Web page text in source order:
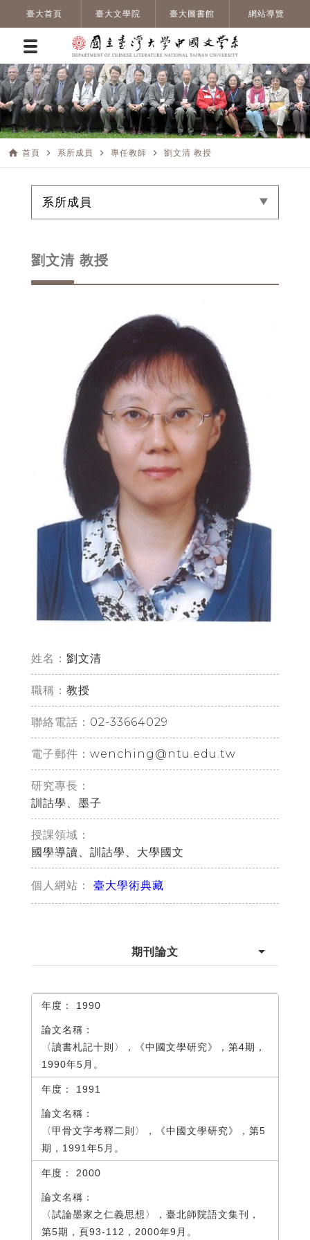
臺大首頁 臺大文學院 臺大圖書館 網站導覽
home 首頁 navigate_next 系所成員 navigate_next 專任教師 navigate_next 劉文清 教授
系所成員
劉文清 教授
姓名： 劉文清
職稱： 教授
聯絡電話： 02-33664029
電子郵件： wenching@ntu.edu.tw
研究專長：
訓詁學、墨子
授課領域：
國學導讀、訓詁學、大學國文
個人網站： 臺大學術典藏
期刊論文
1990
〈讀書札記十則〉，《中國文學研究》，第4期，
1990年5月。
1991
〈甲骨文字考釋二則〉，《中國文學研究》，第5
期，1991年5月。
2000
〈試論墨家之仁義思想〉，臺北師院語文集刊，
第5期，頁93-112，2000年9月。